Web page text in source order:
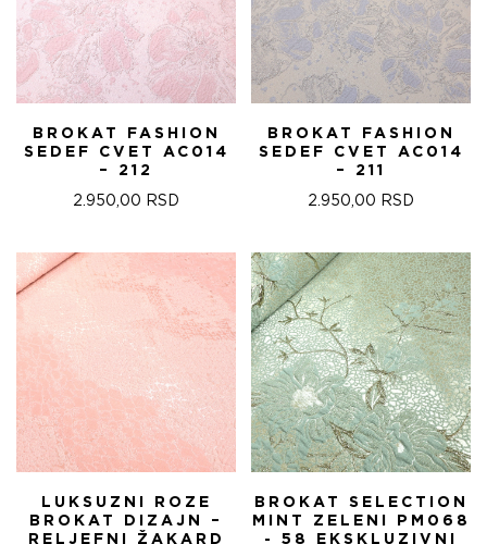
BROKAT FASHION
SEDEF CVET AC014
– 212
2.950,00 RSD
BROKAT FASHION
SEDEF CVET AC014
– 211
2.950,00 RSD
LUKSUZNI ROZE
BROKAT DIZAJN –
RELJEFNI ŽAKARD
BROKAT SELECTION
MINT ZELENI PM068
- 58 EKSKLUZIVNI